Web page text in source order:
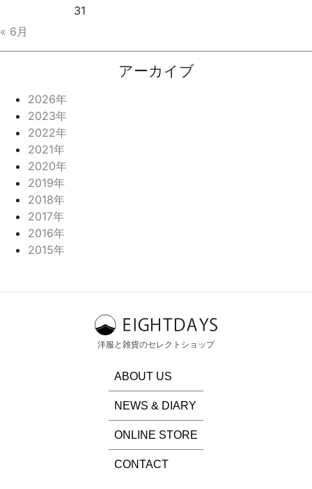
31
« 6月
アーカイブ
2026年
2023年
2022年
2021年
2020年
2019年
2018年
2017年
2016年
2015年
洋服と雑貨のセレクトショップ
ABOUT US
NEWS & DIARY
ONLINE STORE
CONTACT